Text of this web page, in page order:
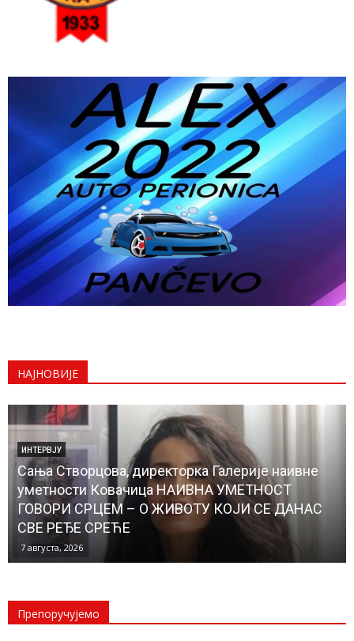
НАЈНОВИЈЕ
ЛОКАЛНА САМОУПРАВА
Почели радови на изградњи водовода до
Банатског Новог Села, чиме ће и ово место бити
прикључено на градску водоводну мрежу
КОНАЧНО ЋЕ НОВОСЕЉАНИ ИМАТИ...
6 августа, 2026
Препоручујемо